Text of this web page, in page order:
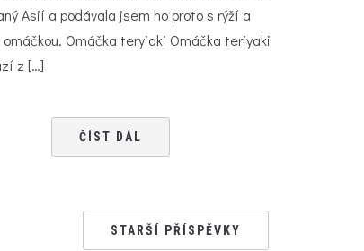
Asií a podávala jsem ho proto s rýží a
omáčkou. Omáčka teryiaki Omáčka teriyaki
z […]
ČÍST DÁL
STARŠÍ PŘÍSPĚVKY